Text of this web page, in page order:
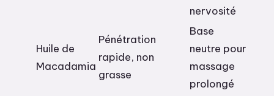
nervosité
Huile de
Macadamia
Pénétration
rapide, non
grasse
Base
neutre pour
massage
prolongé